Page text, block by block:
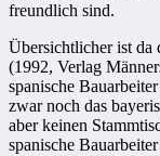
freundlich sind.
Übersichtlicher ist da
(1992, Verlag
spanische
zwar noch das
aber keinen
spanische